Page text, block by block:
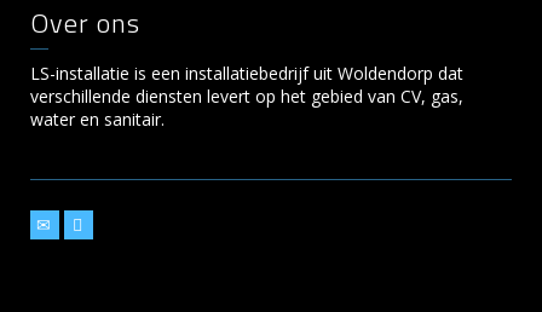
Over ons
LS-installatie is een installatiebedrijf uit Woldendorp dat
verschillende diensten levert op het gebied van CV, gas,
water en sanitair.